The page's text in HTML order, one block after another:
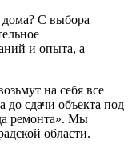
дома? С выбора
и опыта, а
на себя все
до сдачи объекта под
ремонта». Мы
области.